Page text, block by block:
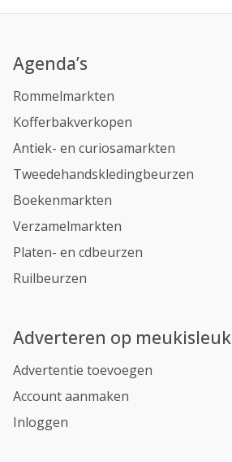
Agenda’s
Rommelmarkten
Kofferbakverkopen
Antiek- en curiosamarkten
Tweedehandskledingbeurzen
Boekenmarkten
Verzamelmarkten
Platen- en cdbeurzen
Ruilbeurzen
Adverteren op meukisleuk
Advertentie toevoegen
Account aanmaken
Inloggen